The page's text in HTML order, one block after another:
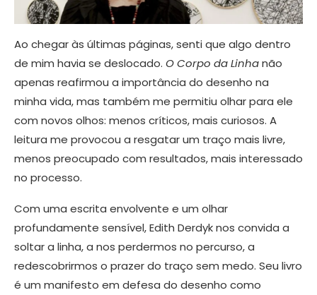
Ao chegar às últimas páginas, senti que algo dentro
de mim havia se deslocado. O Corpo da Linhanão
apenas reafirmou a importância do desenho na
minha vida, mas também me permitiu olhar para ele
com novos olhos: menos críticos, mais curiosos. A
leitura me provocou a resgatar um traço mais livre,
menos preocupado com resultados, mais interessado
no processo.
Com uma escrita envolvente e um olhar
profundamente sensível, Edith Derdyk nos convida a
soltar a linha, a nos perdermos no percurso, a
redescobrirmos o prazer do traço sem medo. Seu livro
é um manifesto em defesa do desenho como